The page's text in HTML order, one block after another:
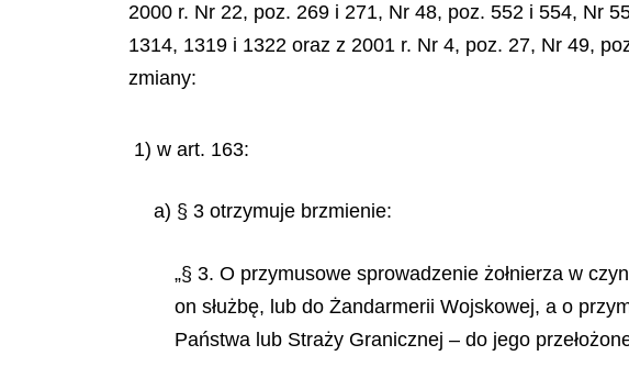
2000 r. Nr 22, poz. 269 i 271, Nr 48, poz. 552 i 554, Nr
1314, 1319 i 1322 oraz z 2001 r. Nr 4, poz. 27, Nr 49,
zmiany:
1) w art. 163:
a) § 3 otrzymuje brzmienie:
„§ 3. O przymusowe sprowadzenie żołnierza w
on służbę, lub do Żandarmerii Wojskowej, a o
Państwa lub Straży Granicznej – do jego